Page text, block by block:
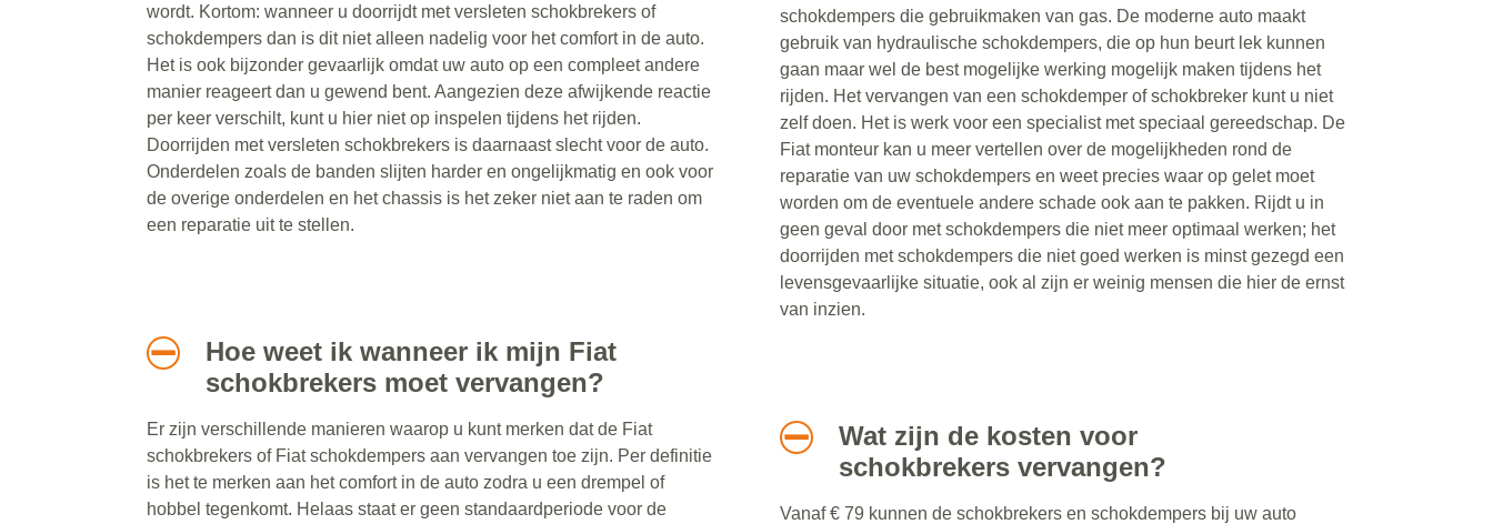
wordt. Kortom: wanneer u doorrijdt met versleten schokbrekers of
schokdempers dan is dit niet alleen nadelig voor het comfort in de auto.
Het is ook bijzonder gevaarlijk omdat uw auto op een compleet andere
manier reageert dan u gewend bent. Aangezien deze afwijkende reactie
per keer verschilt, kunt u hier niet op inspelen tijdens het rijden.
Doorrijden met versleten schokbrekers is daarnaast slecht voor de auto.
Onderdelen zoals de banden slijten harder en ongelijkmatig en ook voor
de overige onderdelen en het chassis is het zeker niet aan te raden om
een reparatie uit te stellen.
Hoe weet ik wanneer ik mijn Fiat
schokbrekers moet vervangen?
Er zijn verschillende manieren waarop u kunt merken dat de Fiat
schokbrekers of Fiat schokdempers aan vervangen toe zijn. Per definitie
is het te merken aan het comfort in de auto zodra u een drempel of
hobbel tegenkomt. Helaas staat er geen standaardperiode voor de
schokdempers die gebruikmaken van gas. De moderne auto maakt
gebruik van hydraulische schokdempers, die op hun beurt lek kunnen
gaan maar wel de best mogelijke werking mogelijk maken tijdens het
rijden. Het vervangen van een schokdemper of schokbreker kunt u niet
zelf doen. Het is werk voor een specialist met speciaal gereedschap. De
Fiat monteur kan u meer vertellen over de mogelijkheden rond de
reparatie van uw schokdempers en weet precies waar op gelet moet
worden om de eventuele andere schade ook aan te pakken. Rijdt u in
geen geval door met schokdempers die niet meer optimaal werken; het
doorrijden met schokdempers die niet goed werken is minst gezegd een
levensgevaarlijke situatie, ook al zijn er weinig mensen die hier de ernst
van inzien.
Wat zijn de kosten voor
schokbrekers vervangen?
Vanaf € 79 kunnen de schokbrekers en schokdempers bij uw auto